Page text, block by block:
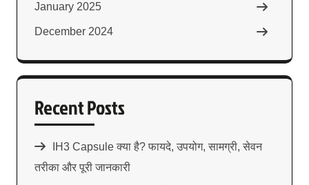
January 2025
December 2024
Recent Posts
IH3 Capsule क्या है? फायदे, उपयोग, सामग्री, सेवन
तरीका और पूरी जानकारी